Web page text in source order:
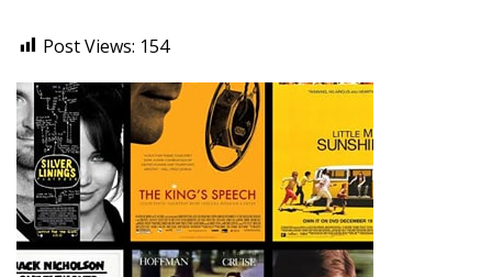
Post Views: 154